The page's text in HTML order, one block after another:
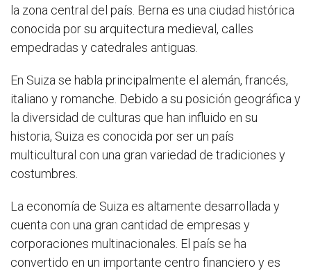
la zona central del país. Berna es una ciudad histórica
conocida por su arquitectura medieval, calles
empedradas y catedrales antiguas.
En Suiza se habla principalmente el alemán, francés,
italiano y romanche. Debido a su posición geográfica y
la diversidad de culturas que han influido en su
historia, Suiza es conocida por ser un país
multicultural con una gran variedad de tradiciones y
costumbres.
La economía de Suiza es altamente desarrollada y
cuenta con una gran cantidad de empresas y
corporaciones multinacionales. El país se ha
convertido en un importante centro financiero y es